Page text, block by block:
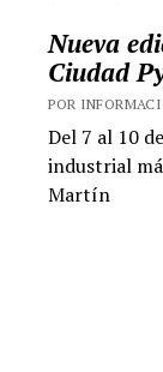
Nueva
Ciudad
POR
Del 7 al 10
industrial
Martín